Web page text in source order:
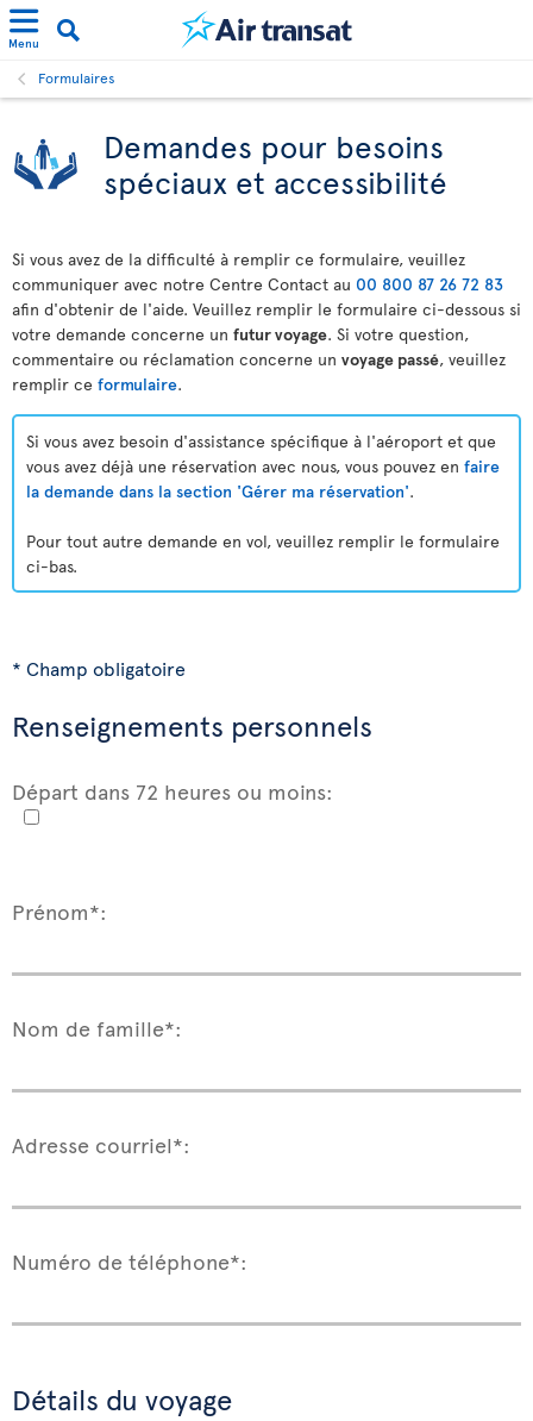
Menu
Formulaires
Demandes pour besoins
spéciaux et accessibilité
Si vous avez de la difficulté à remplir ce formulaire, veuillez
communiquer avec notre Centre Contact au 00 800 87 26 72 83
afin d'obtenir de l'aide. Veuillez remplir le formulaire ci-dessous si
votre demande concerne un futur voyage. Si votre question,
commentaire ou réclamation concerne un voyage passé, veuillez
remplir ce formulaire.
Si vous avez besoin d'assistance spécifique à l'aéroport et que
vous avez déjà une réservation avec nous, vous pouvez en faire
la demande dans la section 'Gérer ma réservation'.
Pour tout autre demande en vol, veuillez remplir le formulaire
ci-bas.
* Champ obligatoire
Renseignements personnels
Départ dans 72 heures ou moins:
Prénom*:
Nom de famille*:
Adresse courriel*:
Numéro de téléphone*:
Détails du voyage